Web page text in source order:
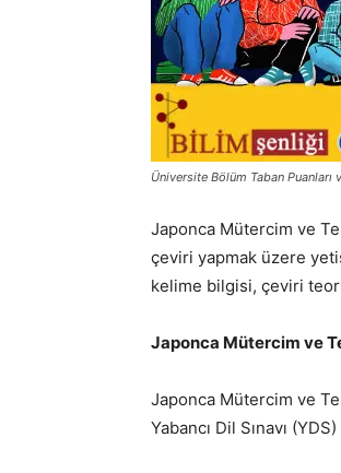
Üniversite Bölüm Taban Puanları
Japonca Mütercim ve
çeviri yapmak üzere
kelime bilgisi, çeviri
Japonca Mütercim ve
Japonca Mütercim ve
Yabancı Dil Sınavı